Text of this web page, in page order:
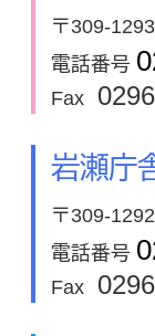
〒309-
電話番号
Fax
岩瀬庁
〒309-
電話番号
Fax